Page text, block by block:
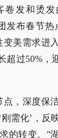
卷发和烫发
发布春节热
美需求进
超过50%，
，深度保
需化’，反
的转变。”